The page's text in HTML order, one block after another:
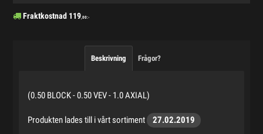
Fraktkostnad 119 ,00:-
Beskrivning Frågor?
(0.50 BLOCK - 0.50 VEV - 1.0 AXIAL)
Produkten lades till i vårt sortiment 27.02.2019